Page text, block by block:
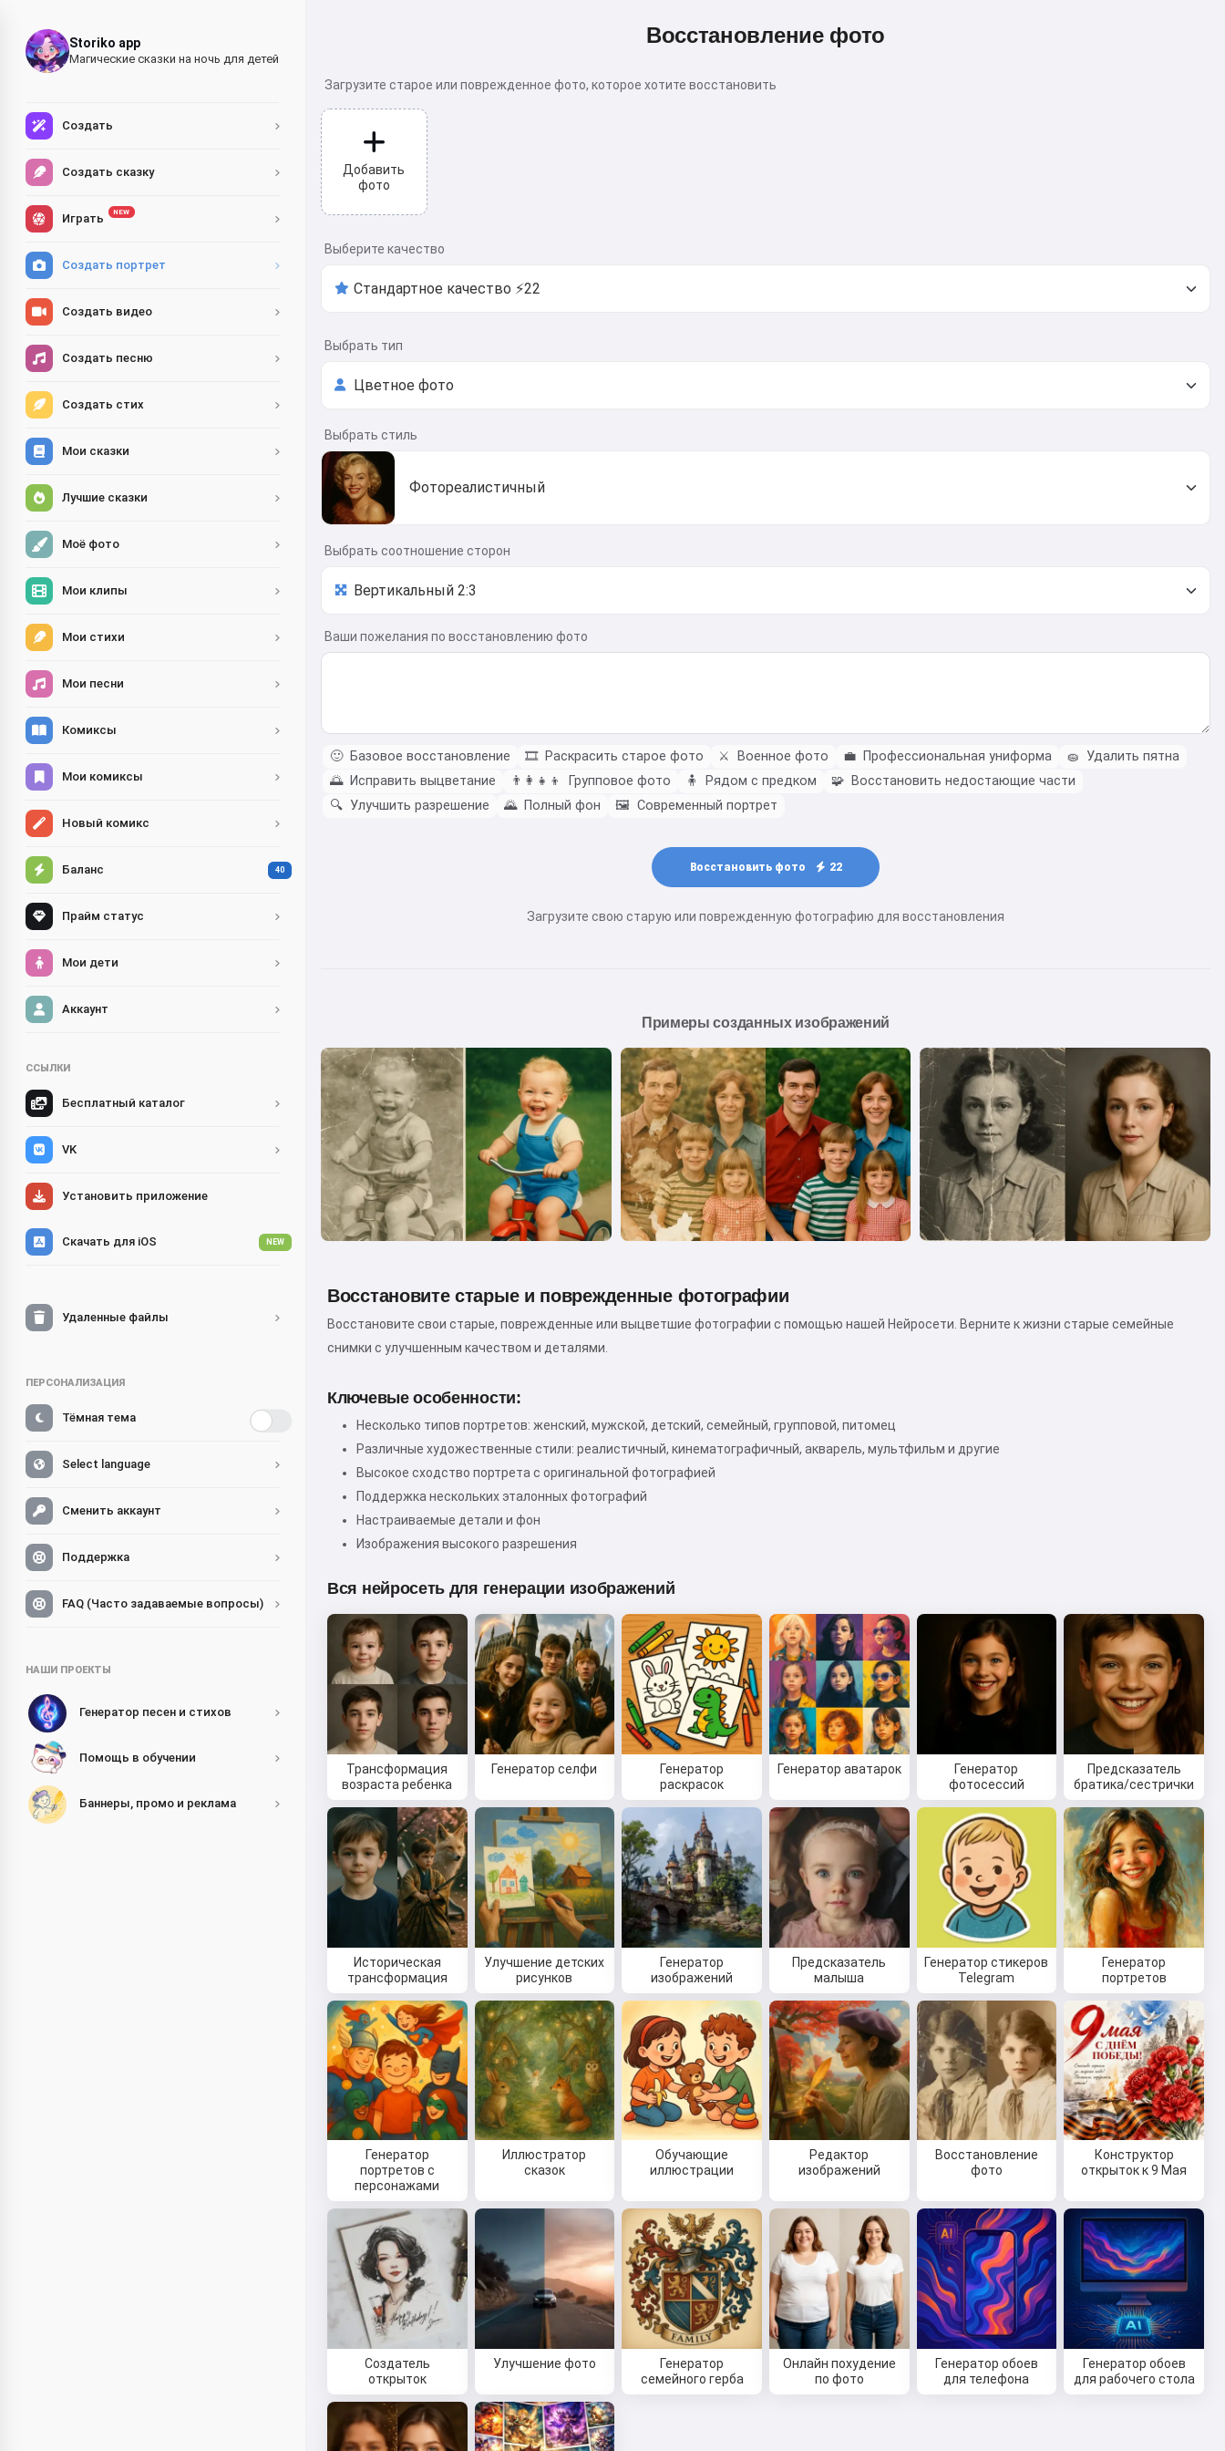
Storiko app
Магические сказки на ночь для детей
Создать
Создать сказку
Играть NEW
Создать портрет
Создать видео
Создать песню
Создать стих
Мои сказки
Лучшие сказки
Моё фото
Мои клипы
Мои стихи
Мои песни
Комиксы
Мои комиксы
Новый комикс
Баланс 40
Прайм статус
Мои дети
Аккаунт
ССЫЛКИ
Бесплатный каталог
VK
Установить приложение
Скачать для iOS NEW
Удаленные файлы
ПЕРСОНАЛИЗАЦИЯ
Тёмная тема
Select language
Сменить аккаунт
Поддержка
FAQ (Часто задаваемые вопросы)
НАШИ ПРОЕКТЫ
Генератор песен и стихов
Помощь в обучении
Баннеры, промо и реклама
Восстановление фото
Загрузите старое или поврежденное фото, которое хотите восстановить
Добавить
фото
Выберите качество
Выбрать тип
Выбрать стиль
Фотореалистичный
Выбрать соотношение сторон
Ваши пожелания по восстановлению фото
🙂 Базовое восстановление 🎞️ Раскрасить старое фото ⚔️ Военное фото 💼 Профессиональная униформа 🧽 Удалить пятна
🌅 Исправить выцветание 👨‍👩‍👧‍👦 Групповое фото 🧍 Рядом с предком 🧩 Восстановить недостающие части
🔍 Улучшить разрешение 🌄 Полный фон 🖼️ Современный портрет
Восстановить фото 22
Загрузите свою старую или поврежденную фотографию для восстановления
Примеры созданных изображений
Восстановите старые и поврежденные фотографии
Восстановите свои старые, поврежденные или выцветшие фотографии с помощью нашей Нейросети. Верните к жизни старые семейные
снимки с улучшенным качеством и деталями.
Ключевые особенности:
Несколько типов портретов: женский, мужской, детский, семейный, групповой, питомец
Различные художественные стили: реалистичный, кинематографичный, акварель, мультфильм и другие
Высокое сходство портрета с оригинальной фотографией
Поддержка нескольких эталонных фотографий
Настраиваемые детали и фон
Изображения высокого разрешения
Вся нейросеть для генерации изображений
Трансформация
возраста ребенка
Генератор селфи
Генератор
раскрасок
Генератор аватарок
Генератор
фотосессий
Предсказатель
братика/сестрички
Историческая
трансформация
Улучшение детских
рисунков
Генератор
изображений
Предсказатель
малыша
Генератор стикеров
Telegram
Генератор
портретов
Генератор
портретов с
персонажами
Иллюстратор
сказок
Обучающие
иллюстрации
Редактор
изображений
Восстановление
фото
Конструктор
открыток к 9 Мая
Создатель
открыток
Улучшение фото
Генератор
семейного герба
Онлайн похудение
по фото
Генератор обоев
для телефона
Генератор обоев
для рабочего стола
Привет! Я Сторико 👋
сказки на ночь для ваших детей
🌟
Прочитать сказку
Условия использования,Политика